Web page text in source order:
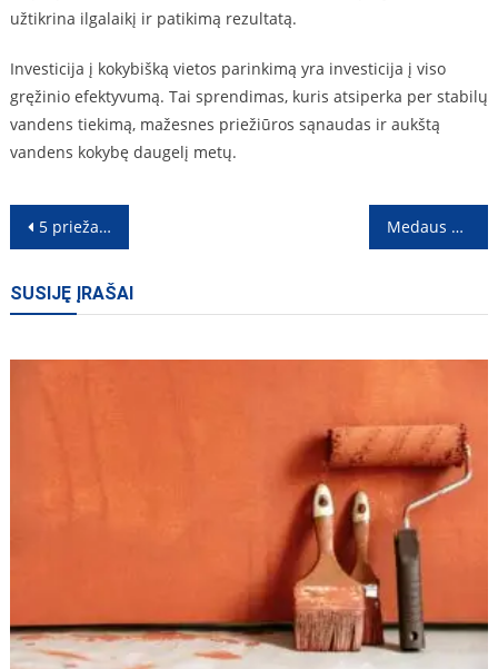
užtikrina ilgalaikį ir patikimą rezultatą.
Investicija į kokybišką vietos parinkimą yra investicija į viso
gręžinio efektyvumą. Tai sprendimas, kuris atsiperka per stabilų
vandens tiekimą, mažesnes priežiūros sąnaudas ir aukštą
vandens kokybę daugelį metų.
Navigacija
įrašų
5 priežastys išbandyti Taichi Kaune dar šį mėnesį Medaus kaina pagal rūšį: liepų, grikių, pavasarinis ir pievų medus
SUSIJĘ ĮRAŠAI